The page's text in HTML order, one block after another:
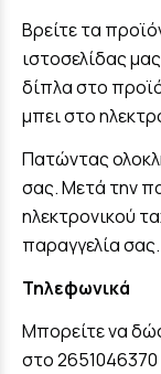
Βρείτε τα
ιστοσελίδας
δίπλα στο
μπει στο
Πατώντας
σας. Μετά την
ηλεκτρονικού
παραγγελία σας.
Τηλεφωνικά
Μπορείτε να
στο2651046370